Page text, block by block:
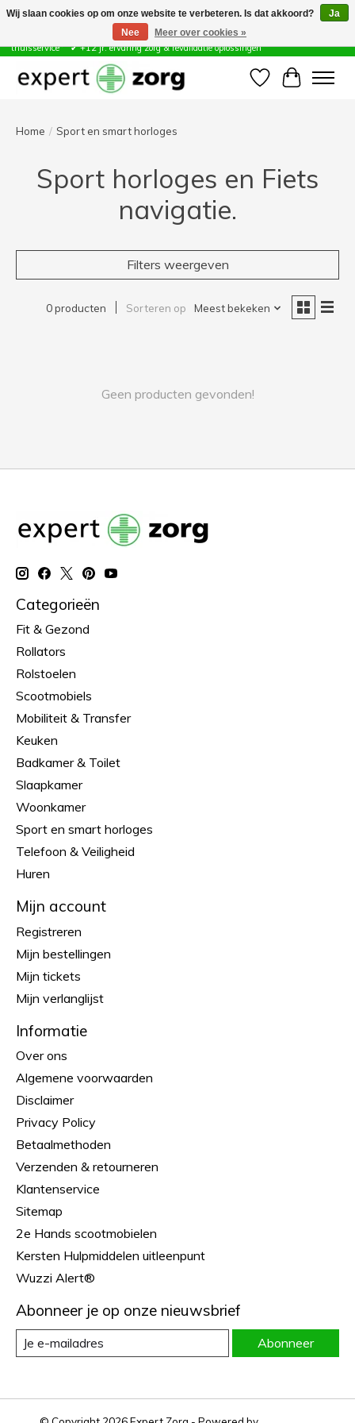
Zorg & Revalidatie Hulpmiddelen ✔ Eigen technische dienst &
thuisservice* ✔ +12 jr. ervaring zorg & revalidatie oplossingen
Verlanglijst
Home / Sport en smart horloges
Sport horloges en Fiets
navigatie.
Filters weergeven
0 producten Sorteren op Meest bekeken
Geen producten gevonden!
Categorieën
Fit & Gezond
Rollators
Rolstoelen
Scootmobiels
Mobiliteit & Transfer
Keuken
Badkamer & Toilet
Slaapkamer
Woonkamer
Sport en smart horloges
Telefoon & Veiligheid
Huren
Mijn account
Registreren
Mijn bestellingen
Mijn tickets
Mijn verlanglijst
Informatie
Over ons
Algemene voorwaarden
Disclaimer
Privacy Policy
Betaalmethoden
Verzenden & retourneren
Klantenservice
Sitemap
2e Hands scootmobielen
Kersten Hulpmiddelen uitleenpunt
Wuzzi Alert®
Abonneer je op onze nieuwsbrief
Abonneer
Wij slaan cookies op om onze website te verbeteren. Is dat akkoord?
Ja
Nee
Meer over cookies »